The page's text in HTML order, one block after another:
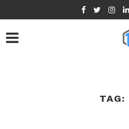
TAG: